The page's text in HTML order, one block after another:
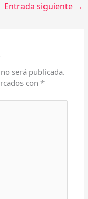
Entrada siguiente →
será publicada.
con*